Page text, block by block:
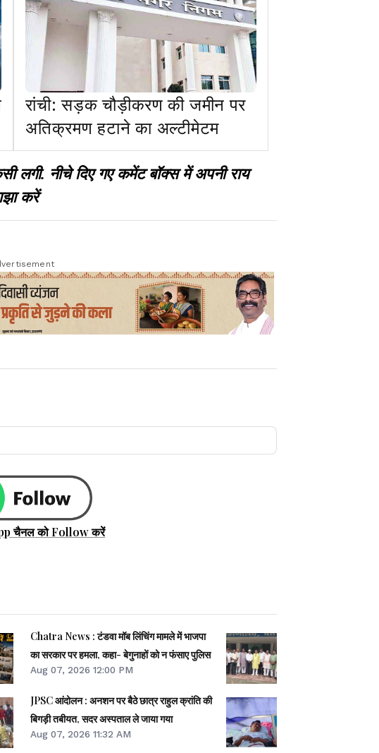
रांची: सड़क चौड़ीकरण की जमीन पर
अतिक्रमण हटाने का अल्टीमेटम
नीचे दिए गए कमेंट बॉक्स में अपनी राय
करें
चैनल को Follow करें
Chatra News : टंडवा मॉब लिंचिंग मामले में भाजपा
का सरकार पर हमला, कहा- बेगुनाहों को न फंसाए पुलिस
Aug 07, 2026 12:00 PM
JPSC आंदोलन : अनशन पर बैठे छात्र राहुल क्रांति की
बिगड़ी तबीयत, सदर अस्पताल ले जाया गया
Aug 07, 2026 11:32 AM